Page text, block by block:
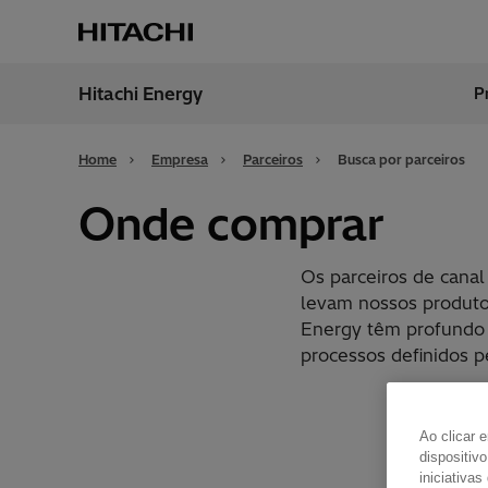
Brazil
Hitachi Energy
Home Empresa Parceiros Busca por parceiros
Onde comprar
Os parceiros de
levam nossos
Energy têm
processos definidos
Ao clicar
iniciativas